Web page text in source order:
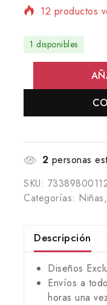
12 productos
carrito
1 disponibles
2 personas
SKU:
Categorías: Niñas,
Descripción
Diseños
Envíos a
horas una